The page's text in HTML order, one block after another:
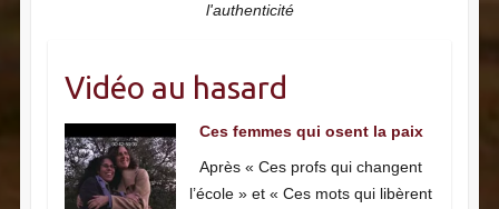
l'authenticité
Vidéo au hasard
Ces femmes qui osent la paix
Après « Ces profs qui changent
l’école » et « Ces mots qui libèrent